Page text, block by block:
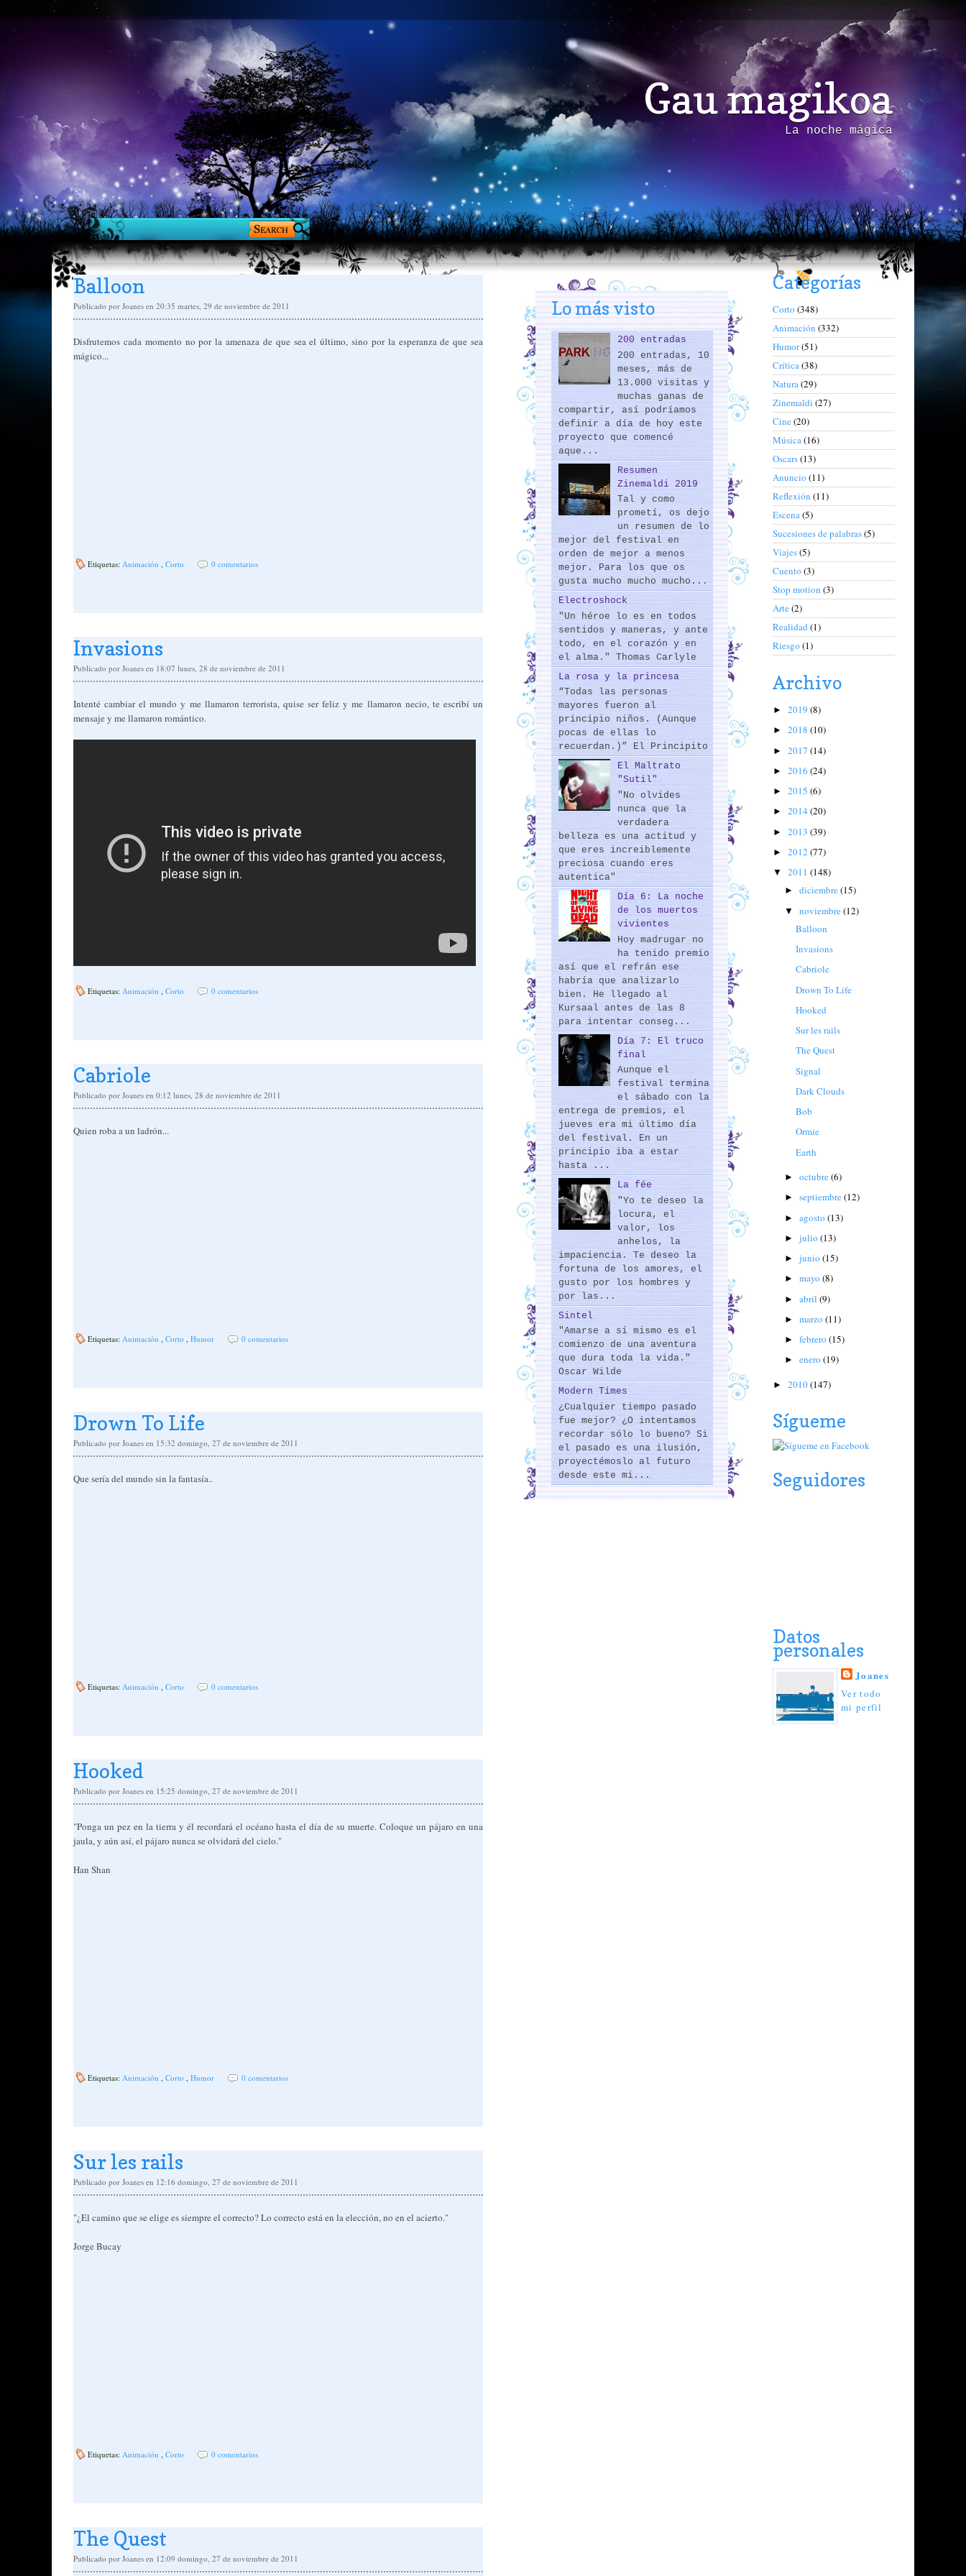
Gau magikoa
La noche mágica
Balloon
Publicado por Joanes en 20:35 martes, 29 de noviembre de 2011
Disfrutemos cada momento no por la amenaza de que sea el último, sino por la esperanza de que sea
mágico...
Etiquetas: Animación Corto 0 comentarios
Invasions
Publicado por Joanes en 18:07 lunes, 28 de noviembre de 2011
Intenté cambiar el mundo y me llamaron terrorista, quise ser feliz y me llamaron necio, te escribí un
mensaje y me llamaron romántico.
Etiquetas: Animación Corto 0 comentarios
Cabriole
Publicado por Joanes en 0:12 lunes, 28 de noviembre de 2011
Quien roba a un ladrón...
Etiquetas: Animación Corto Humor 0 comentarios
Drown To Life
Publicado por Joanes en 15:32 domingo, 27 de noviembre de 2011
Que sería del mundo sin la fantasía..
Etiquetas: Animación Corto 0 comentarios
Hooked
Publicado por Joanes en 15:25 domingo, 27 de noviembre de 2011
"Ponga un pez en la tierra y él recordará el océano hasta el día de su muerte. Coloque un pájaro en una
jaula, y aún así, el pájaro nunca se olvidará del cielo."
Han Shan
Etiquetas: Animación Corto Humor 0 comentarios
Sur les rails
Publicado por Joanes en 12:16 domingo, 27 de noviembre de 2011
"¿El camino que se elige es siempre el correcto? Lo correcto está en la elección, no en el acierto."
Jorge Bucay
Etiquetas: Animación Corto 0 comentarios
The Quest
Publicado por Joanes en 12:09 domingo, 27 de noviembre de 2011
Lo más visto
200 entradas
200 entradas, 10
meses, más de
13.000 visitas y
muchas ganas de
compartir, así podríamos
definir a día de hoy este
proyecto que comencé
aque...
Resumen
Zinemaldi 2019
Tal y como
prometí, os dejo
un resumen de lo
mejor del festival en
orden de mejor a menos
mejor. Para los que os
gusta mucho mucho mucho...
Electroshock
"Un héroe lo es en todos
sentidos y maneras, y ante
todo, en el corazón y en
el alma." Thomas Carlyle
La rosa y la princesa
“Todas las personas
mayores fueron al
principio niños. (Aunque
pocas de ellas lo
recuerdan.)” El Principito
El Maltrato
"Sutil"
"No olvides
nunca que la
verdadera
belleza es una actitud y
que eres increiblemente
preciosa cuando eres
autentica"
Día 6: La noche
de los muertos
vivientes
Hoy madrugar no
ha tenido premio
así que el refrán ese
habría que analizarlo
bien. He llegado al
Kursaal antes de las 8
para intentar conseg...
Día 7: El truco
final
Aunque el
festival termina
el sábado con la
entrega de premios, el
jueves era mi último día
del festival. En un
principio iba a estar
hasta ...
La fée
"Yo te deseo la
locura, el
valor, los
anhelos, la
impaciencia. Te deseo la
fortuna de los amores, el
gusto por los hombres y
por las...
Sintel
"Amarse a sí mismo es el
comienzo de una aventura
que dura toda la vida."
Oscar Wilde
Modern Times
¿Cualquier tiempo pasado
fue mejor? ¿O intentamos
recordar sólo lo bueno? Si
el pasado es una ilusión,
proyectémoslo al futuro
desde este mi...
Categorías
Corto (348)
Animación (332)
Humor(51)
Crítica(38)
Natura(29)
Zinemaldi (27)
Cine(20)
Música(16)
Oscars(13)
Anuncio (11)
Reflexión (11)
Escena(5)
Sucesiones de palabras(5)
Viajes(5)
Cuento (3)
Stop motion (3)
Arte(2)
Realidad (1)
Riesgo (1)
Archivo
► 2019 (8)
► 2018 (10)
► 2017 (14)
► 2016 (24)
► 2015 (6)
► 2014 (20)
► 2013 (39)
► 2012 (77)
▼ 2011 (148)
► diciembre(15)
▼ noviembre(12)
Balloon
Invasions
Cabriole
Drown To Life
Hooked
Sur les rails
The Quest
Signal
Dark Clouds
Bob
Ormie
Earth
► octubre(6)
► septiembre(12)
► agosto (13)
► julio (13)
► junio (15)
► mayo (8)
► abril (9)
► marzo (11)
► febrero (15)
► enero (19)
► 2010(147)
Sígueme
Seguidores
Datos
personales
Joanes
Ver todo
mi perfil